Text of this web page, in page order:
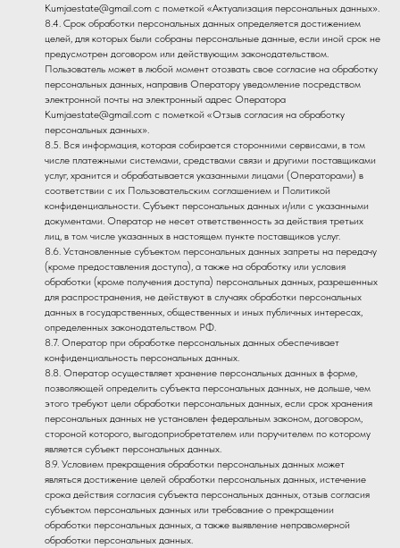
Kumjaestate@gmail.com с пометкой «Актуализация персональных данных».
8.4. Срок обработки персональных данных определяется достижением
целей, для которых были собраны персональные данные, если иной срок не
предусмотрен договором или действующим законодательством.
Пользователь может в любой момент отозвать свое согласие на обработку
персональных данных, направив Оператору уведомление посредством
электронной почты на электронный адрес Оператора
Kumjaestate@gmail.com с пометкой «Отзыв согласия на обработку
персональных данных».
8.5. Вся информация, которая собирается сторонними сервисами, в том
числе платежными системами, средствами связи и другими поставщиками
услуг, хранится и обрабатывается указанными лицами (Операторами) в
соответствии с их Пользовательским соглашением и Политикой
конфиденциальности. Субъект персональных данных и/или с указанными
документами. Оператор не несет ответственность за действия третьих
лиц, в том числе указанных в настоящем пункте поставщиков услуг.
8.6. Установленные субъектом персональных данных запреты на передачу
(кроме предоставления доступа), а также на обработку или условия
обработки (кроме получения доступа) персональных данных, разрешенных
для распространения, не действуют в случаях обработки персональных
данных в государственных, общественных и иных публичных интересах,
определенных законодательством РФ.
8.7. Оператор при обработке персональных данных обеспечивает
конфиденциальность персональных данных.
8.8. Оператор осуществляет хранение персональных данных в форме,
позволяющей определить субъекта персональных данных, не дольше, чем
этого требуют цели обработки персональных данных, если срок хранения
персональных данных не установлен федеральным законом, договором,
стороной которого, выгодоприобретателем или поручителем по которому
является субъект персональных данных.
8.9. Условием прекращения обработки персональных данных может
являться достижение целей обработки персональных данных, истечение
срока действия согласия субъекта персональных данных, отзыв согласия
субъектом персональных данных или требование о прекращении
обработки персональных данных, а также выявление неправомерной
обработки персональных данных.